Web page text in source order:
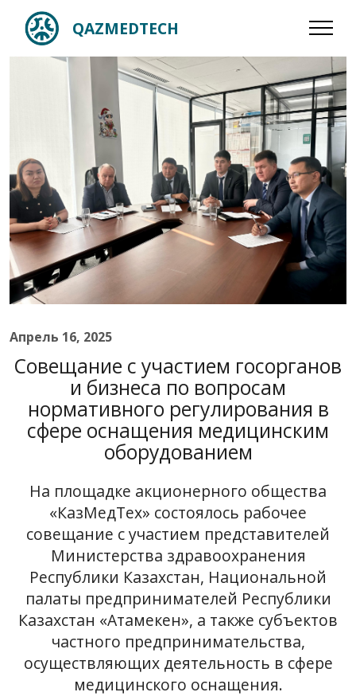
QAZMEDTECH
Апрель 16, 2025
Совещание с участием госорганов
и бизнеса по вопросам
нормативного регулирования в
сфере оснащения медицинским
оборудованием
На площадке акционерного общества
«КазМедТех» состоялось рабочее
совещание с участием представителей
Министерства здравоохранения
Республики Казахстан, Национальной
палаты предпринимателей Республики
Казахстан «Атамекен», а также субъектов
частного предпринимательства,
осуществляющих деятельность в сфере
медицинского оснащения.